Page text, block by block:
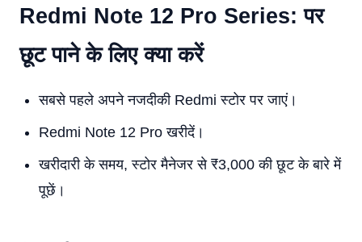
Redmi Note 12 Pro Series: पर
छूट पाने के लिए क्या करें
सबसे पहले अपने नजदीकी Redmi स्टोर पर जाएं।
Redmi Note 12 Pro खरीदें।
खरीदारी के समय, स्टोर मैनेजर से ₹3,000 की छूट के बारे में
पूछें।